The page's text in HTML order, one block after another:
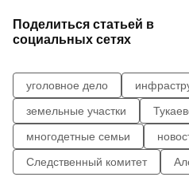
Поделиться статьей в
социальных сетях
уголовное дело
земельные участки
многодетные семьи
Следственный комитет